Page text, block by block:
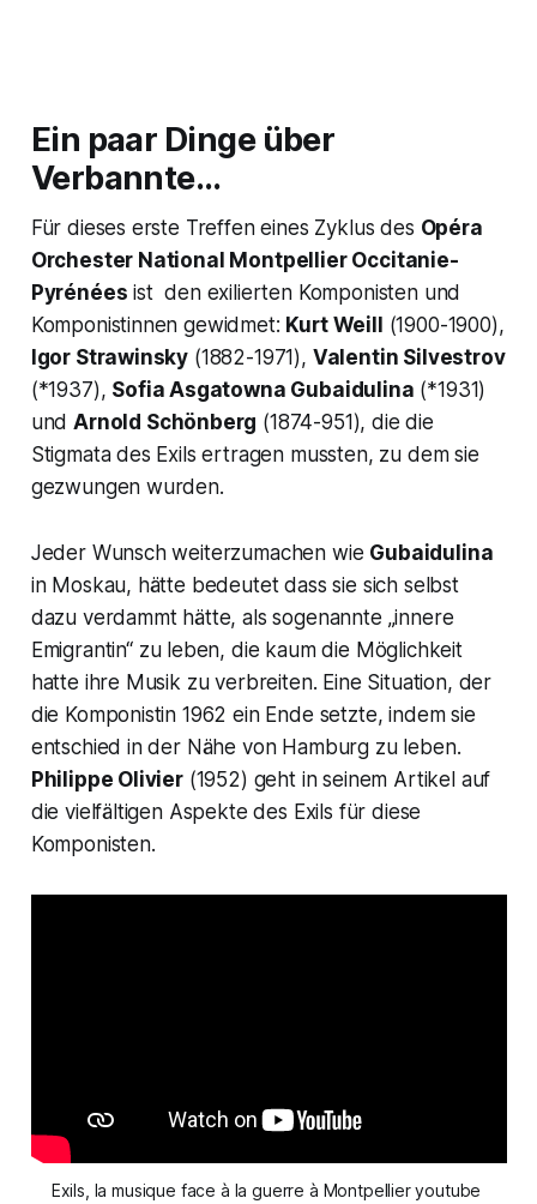
Ein paar Dinge über
Verbannte…
Für dieses erste Treffen eines Zyklus des Opéra
Orchester National Montpellier Occitanie-
Pyrénées ist den exilierten Komponisten und
Komponistinnen gewidmet: Kurt Weill (1900-1900),
Igor Strawinsky (1882-1971), Valentin Silvestrov
(*1937), Sofia Asgatowna Gubaidulina (*1931)
undArnold Schönberg (1874-951), die die
Stigmata des Exils ertragen mussten, zu dem sie
gezwungen wurden.
Jeder Wunsch weiterzumachen wie Gubaidulina
in Moskau, hätte bedeutet dass sie sich selbst
dazu verdammt hätte, als sogenannte „innere
Emigrantin“zu leben, die kaum die Möglichkeit
hatte ihre Musik zu verbreiten. Eine Situation, der
die Komponistin 1962 ein Ende setzte, indem sie
entschied in der Nähe von Hamburg zu leben.
Philippe Olivier(1952) geht in seinem Artikel auf
die vielfältigen Aspekte des Exils für diese
Komponisten.
Exils, la musique face à la guerre à Montpellier youtube